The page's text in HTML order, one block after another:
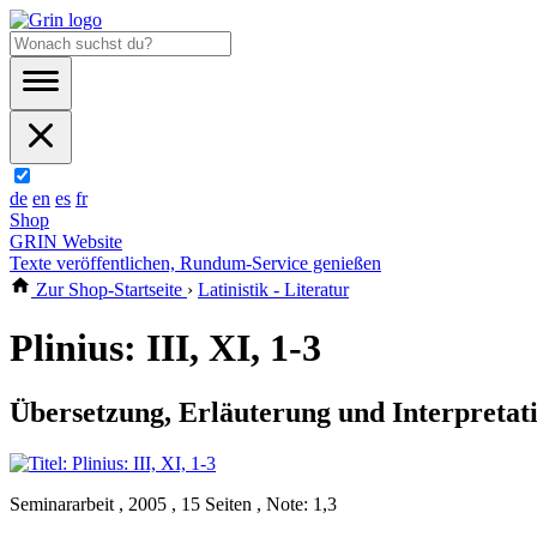
de en es fr
Shop
GRIN Website
Texte veröffentlichen, Rundum-Service genießen
Zur Shop-Startseite › Latinistik - Literatur
Plinius: III, XI, 1-3
Übersetzung, Erläuterung und
Seminararbeit , 2005 , 15 Seiten , Note: 1,3